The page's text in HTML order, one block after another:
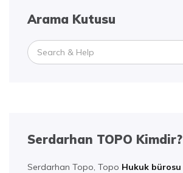
Arama Kutusu
Search
for:
Serdarhan TOPO Kimdir?
Serdarhan Topo, Topo Hukuk bürosu